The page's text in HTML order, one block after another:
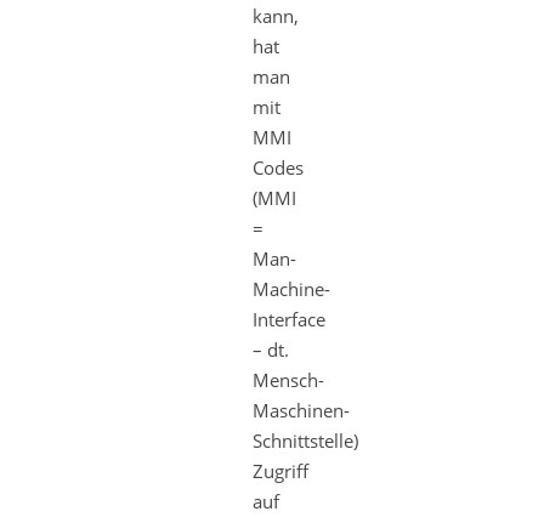
kann,
hat
man
mit
MMI
Codes
(MMI
=
Man-
Machine-
Interface
– dt.
Mensch-
Maschinen-
Schnittstelle)
Zugriff
auf